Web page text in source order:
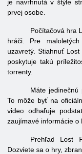
je navrhnutá v štýle
prvej osobe.
Počítačová hra
hráči. Pre
uzavretý. Stiahnuť
poskytuje takú
torrenty.
Máte
To môže byť na
video odhaľuje
zaujímavé informácie o
Prehľad Lost
Dozviete sa o hry,